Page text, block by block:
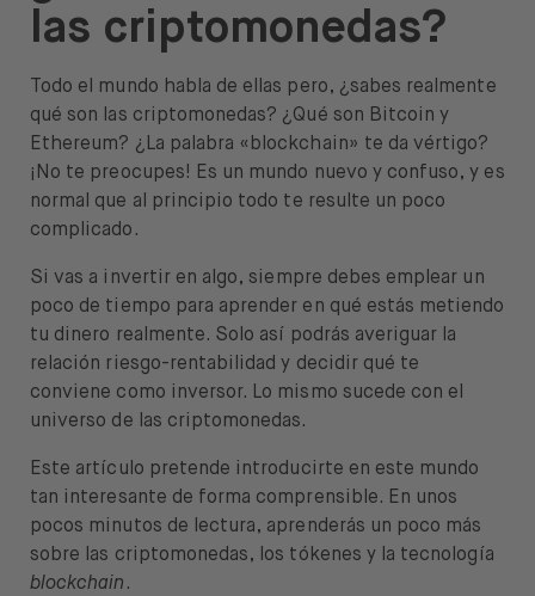
Ayuda
ES
Abrir menú de idiomas
las criptomonedas?
Todo el mundo habla de ellas pero, ¿sabes realmente
qué son las criptomonedas? ¿Qué son Bitcoin y
Ethereum? ¿La palabra «blockchain» te da vértigo?
¡No te preocupes! Es un mundo nuevo y confuso, y es
normal que al principio todo te resulte un poco
complicado.
Si vas a invertir en algo, siempre debes emplear un
poco de tiempo para aprender en qué estás metiendo
tu dinero realmente. Solo así podrás averiguar la
relación riesgo-rentabilidad y decidir qué te
conviene como inversor. Lo mismo sucede con el
universo de las criptomonedas.
Este artículo pretende introducirte en este mundo
tan interesante de forma comprensible. En unos
pocos minutos de lectura, aprenderás un poco más
sobre las criptomonedas, los tókenes y la tecnología
blockchain .